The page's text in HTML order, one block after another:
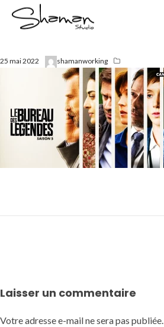
25 mai 2022 shamanworking
Laisser un commentaire
Votre adresse e-mail ne sera pas publiée.